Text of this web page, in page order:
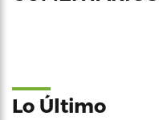
Lo Último